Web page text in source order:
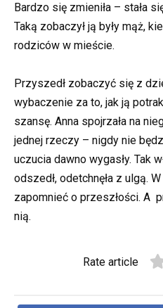
Bardzo się zmieniła – stała
Taką zobaczył ją były mąż,
rodziców w mieście.
Przyszedł zobaczyć się z
wybaczenie za to, jak ją
szansę. Anna spojrzała na
jednej rzeczy – nigdy nie
uczucia dawno wygasły. Tak
odszedł, odetchnęła z ulgą.
zapomnieć o przeszłości. A
nią.
Rate article